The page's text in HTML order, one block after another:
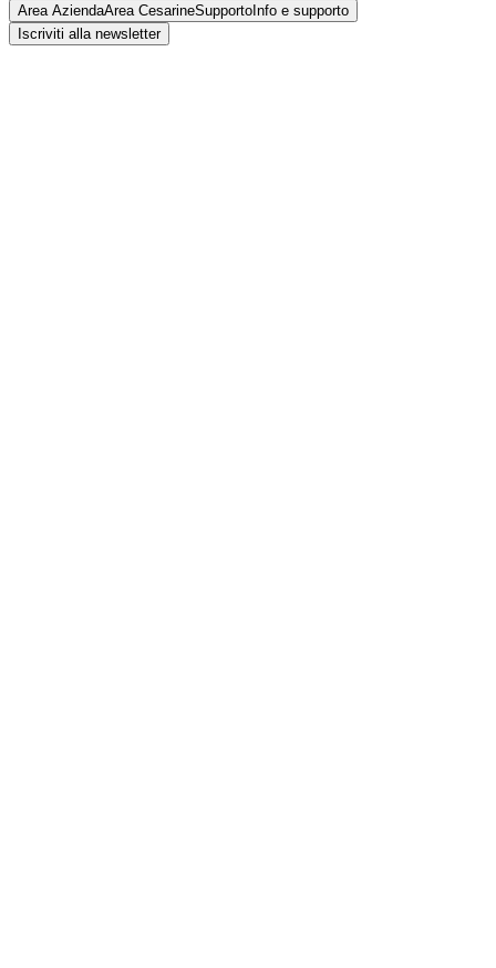
Area AziendaArea CesarineSupporto Info e supporto
Iscriviti alla newsletter